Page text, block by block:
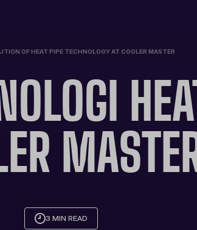
OF HEAT PIPE TECHNOLOGY AT COOLER MASTER
3 MIN READ